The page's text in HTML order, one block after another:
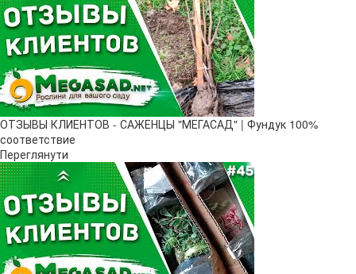
ОТЗЫВЫ КЛИЕНТОВ - САЖЕНЦЫ "МЕГАСАД" | Фундук 100%
соответствие
Переглянути